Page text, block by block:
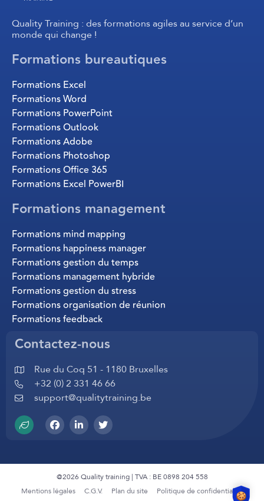
Quality Training : des formations agiles au service d’un
monde qui change !
Formations bureautiques
Formations Excel
Formations Word
Formations PowerPoint
Formations Outlook
Formations Adobe
Formations Photoshop
Formations Office 365
Formations Excel PowerBI
Formations management
Formations mind mapping
Formations happiness manager
Formations gestion du temps
Formations management hybride
Formations gestion du stress
Formations organisation de réunion
Formations feedback
Contactez-nous
Rue du Coq 51 - 1180 Bruxelles
+32 (0) 2 331 46 66
support@qualitytraining.be
@2026 Quality training | TVA : BE 0898 204 558
Mentions légales
C.G.V. Plan du site Politique de confidentialité